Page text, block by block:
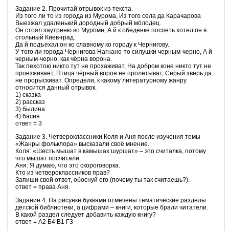
Задание 2. Прочитай отрывок из текста.
Из того ли то из города из Мурома, Из того села да Карачарова
Выезжал удаленький дородный добрый мо́лодец.
Он стоял заутреню во Муроме, А й к обеденке поспеть хотел он в
стольный Киев-град.
Да й подъехал он ко славному ко городу к Чернигову.
У того ли города Чернигова Нагнано-то силушки черным-черно, А й
черным-черно, как чёрна ворона.
Так пехотою никто тут не прохаживат, На добром коне никто тут не
проезживает, Птица чёрный ворон не пролётыват, Серый зверь да
не прорыскиват. Определи, к какому литературному жанру
относится данный отрывок.
1) сказка
2) рассказ
3) былина
4) басня
ответ = 3
Задание 3. Четвероклассники Коля и Аня после изучения темы
«Жанры фольклора» высказали своё мнение.
Коля: «Шесть мышат в камышах шуршат» – это считалка, потому
что мышат посчитали.
Аня: Я думаю, что это скороговорка.
Кто из четвероклассников прав?
Запиши свой ответ, обоснуй его (почему ты так считаешь?).
ответ = права Аня.
Задание 4. На рисунке буквами отмечены тематические разделы
детской библиотеки, а цифрами – книги, которые брали читатели.
В какой раздел следует добавить каждую книгу?
ответ = А2 Б4 В1 Г3